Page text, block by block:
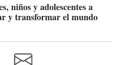
niños y adolescentes a
y transformar el mundo